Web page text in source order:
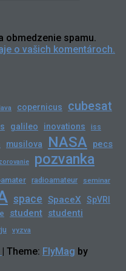
obmedzenie spamu.
o vašich komentároch.
copernicus cubesat
galileo inovations iss
musilova NASA pecs
pozvanka
radioamateur seminar
space SpaceX SpVRI
student studenti
vyzva
Theme: FlyMag by